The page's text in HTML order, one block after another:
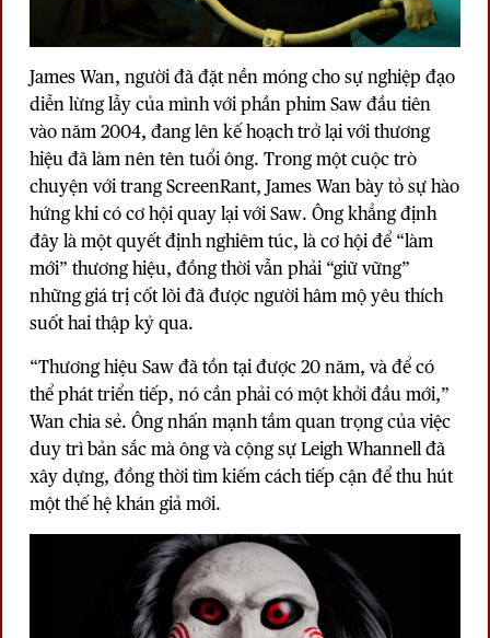
James Wan, người đã đặt nền móng cho sự nghiệp đạo
diễn lừng lẫy của mình với phần phim Saw đầu tiên
vào năm 2004, đang lên kế hoạch trở lại với thương
hiệu đã làm nên tên tuổi ông. Trong một cuộc trò
chuyện với trang ScreenRant, James Wan bày tỏ sự hào
hứng khi có cơ hội quay lại với Saw. Ông khẳng định
đây là một quyết định nghiêm túc, là cơ hội để “làm
mới” thương hiệu, đồng thời vẫn phải “giữ vững”
những giá trị cốt lõi đã được người hâm mộ yêu thích
suốt hai thập kỷ qua.
“Thương hiệu Saw đã tồn tại được 20 năm, và để có
thể phát triển tiếp, nó cần phải có một khởi đầu mới,”
Wan chia sẻ. Ông nhấn mạnh tầm quan trọng của việc
duy trì bản sắc mà ông và cộng sự Leigh Whannell đã
xây dựng, đồng thời tìm kiếm cách tiếp cận để thu hút
một thế hệ khán giả mới.